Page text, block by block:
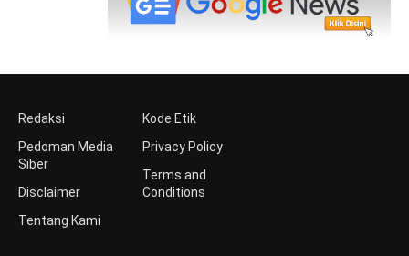
Redaksi
Pedoman Media
Siber
Disclaimer
Tentang Kami
Kode Etik
Privacy Policy
Terms and
Conditions